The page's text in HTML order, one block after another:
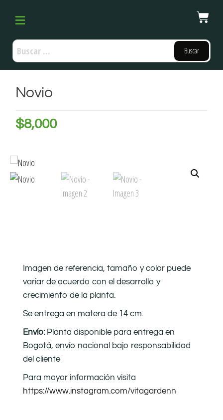
Novio
$8,000
Imagen de referencia, tamaño y color puede
variar de acuerdo con el desarrollo y
crecimiento de la planta.
Se entrega en matera de 14 cm.
Envío: Planta disponible para entrega en
Bogotá, envío nacional bajo responsabilidad
del cliente
Para mayor información visita
https://www.instagram.com/vitagardenn